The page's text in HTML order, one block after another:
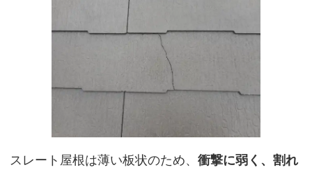
スレート屋根は薄い板状のため、 衝撃に弱く、割れ